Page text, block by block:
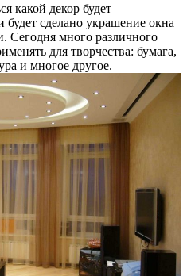
какой декор будет
будет сделано украшение окна
Сегодня много различного
для творчества: бумага,
и многое другое.